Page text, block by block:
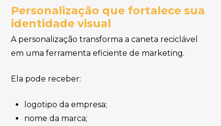
Personalização que fortalece sua
identidade visual
A personalização transforma a caneta reciclável
em uma ferramenta eficiente de marketing.
Ela pode receber:
logotipo da empresa;
nome da marca;